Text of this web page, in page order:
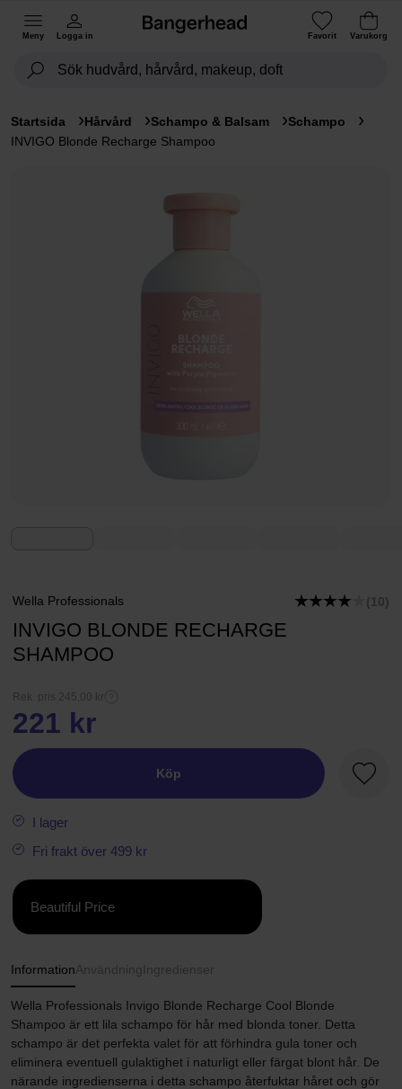
Meny Logga in Favorit Varukorg
Startsida Hårvård Schampo & Balsam
Schampo
INVIGO Blonde Recharge Shampoo
Wella Professionals (10)
INVIGO BLONDE RECHARGE
SHAMPOO
Rek. pris 245,00 kr
221 kr
Köp
I lager
Fri frakt över 499 kr
Beautiful Price
InformationAnvändning Ingredienser
Wella Professionals Invigo Blonde Recharge Cool Blonde
Shampoo är ett lila schampo för hår med blonda toner. Detta
schampo är det perfekta valet för att förhindra gula toner och
eliminera eventuell gulaktighet i naturligt eller färgat blont hår. De
närande ingredienserna i detta schampo återfuktar håret och gör